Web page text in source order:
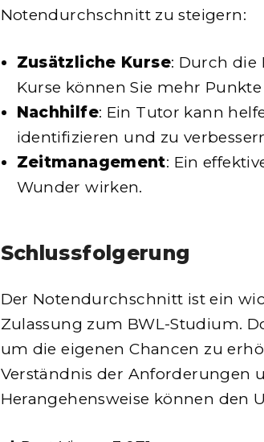
Notendurchschnitt zu steigern:
Zusätzliche Kurse: Durch die
Kurse können Sie mehr
Nachhilfe: Ein Tutor kann
identifizieren und zu
Zeitmanagement: Ein
Wunder wirken.
Schlussfolgerung
Der Notendurchschnitt ist ein
Zulassung zum BWL-Studium.
um die eigenen Chancen zu
Verständnis der Anforderungen
Herangehensweise können den